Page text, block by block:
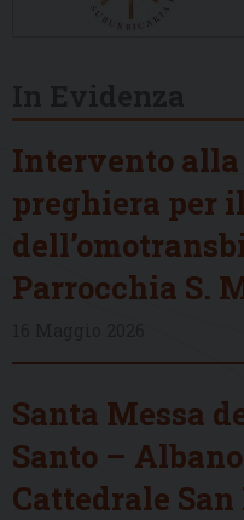
Intervento
preghiera per
Parrocchia S.
Santa Messa
Santo –
Cattedrale